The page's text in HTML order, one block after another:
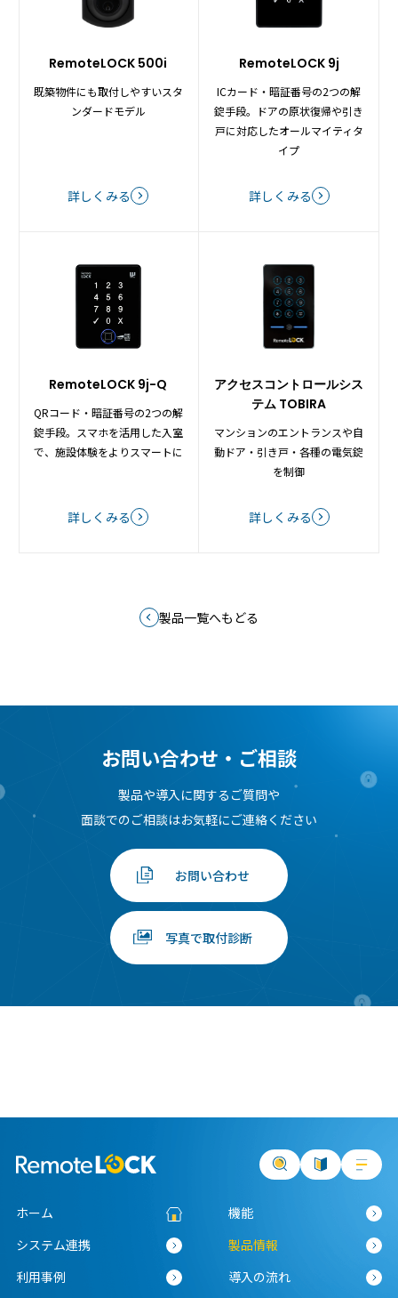
伴う工事対応で錠ケースの設置が必要です。
屋根や庇のある玄関ドアでのご利用は可能です
アウタープレート(税込4,400円/台)
(税込7,700円/台)
・黒色日よけ防雨カバー(税込5,500円/台)
RemoteLOCK 500i
既築物件にも取付しやすいスタ
ンダードモデル
詳しくみる
RemoteLOCK 9j
ICカード・暗証番号の2つの解
錠手段。ドアの原状復帰や引き
戸に対応したオールマイティタ
イプ
詳しくみる
RemoteLOCK 9j-Q
QRコード・暗証番号の2つの解
錠手段。スマホを活用した入室
で、施設体験をよりスマートに
詳しくみる
アクセスコントロールシス
テム TOBIRA
マンションのエントランスや自
動ドア・引き戸・各種の電気錠
を制御
詳しくみる
製品一覧へもどる
お問い合わせ・ご相談
製品や導入に関するご質問や
面談でのご相談はお気軽にご連絡ください
お問い合わせ
写真で取付診断
ホーム
機能
システム連携
製品情報
利用事例
導入の流れ